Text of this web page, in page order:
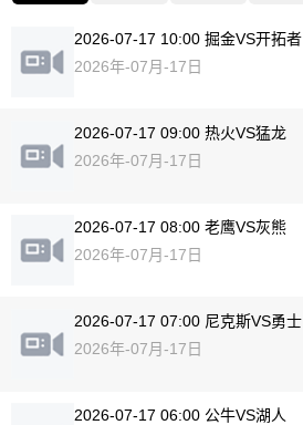
2026-07-17 10:00 掘金VS开拓者
2026年-07月-17日
2026-07-17 09:00 热火VS猛龙
2026年-07月-17日
2026-07-17 08:00 老鹰VS灰熊
2026年-07月-17日
2026-07-17 07:00 尼克斯VS勇士
2026年-07月-17日
2026-07-17 06:00 公牛VS湖人